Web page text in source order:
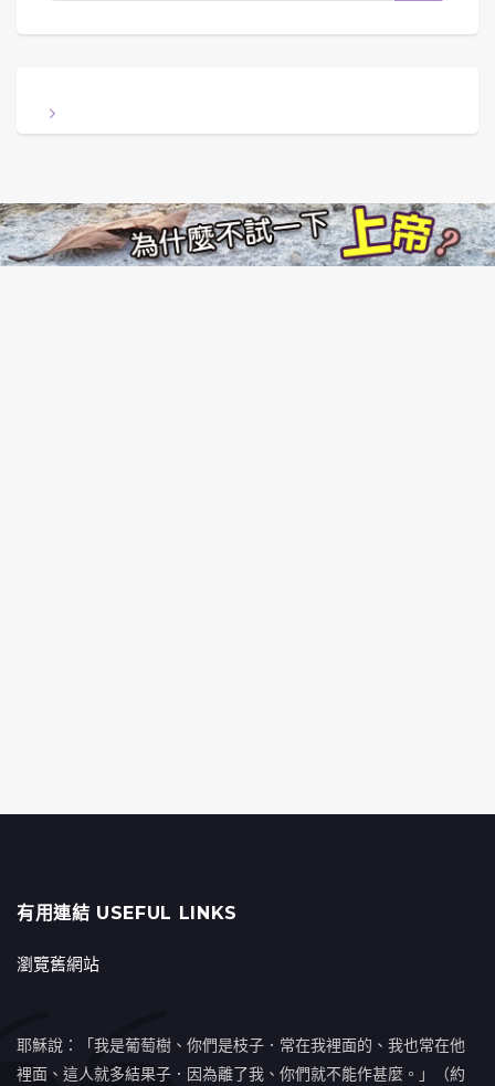
有用連結 USEFUL LINKS
瀏覽舊網站
耶穌說：「我是葡萄樹、你們是枝子．常在我裡面的、我也常在他
裡面、這人就多結果子．因為離了我、你們就不能作甚麼。」（約